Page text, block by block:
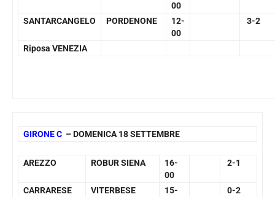
00
SANTARCANGELO PORDENONE
12-
00
3-2
Riposa VENEZIA
GIRONE C – DOMENICA 18 SETTEMBRE
AREZZO ROBUR SIENA
16-
00
2-1
CARRARESE VITERBESE
15-
0-2